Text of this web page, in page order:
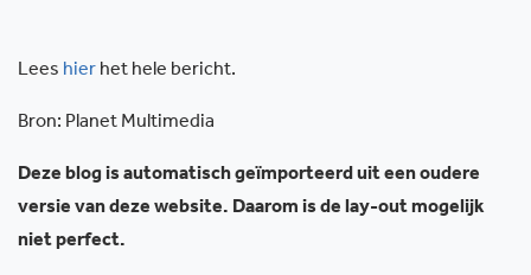
Lees hier het hele bericht.
Bron: Planet Multimedia
Deze blog is automatisch geïmporteerd uit een oudere
versie van deze website. Daarom is de lay-out mogelijk
niet perfect.